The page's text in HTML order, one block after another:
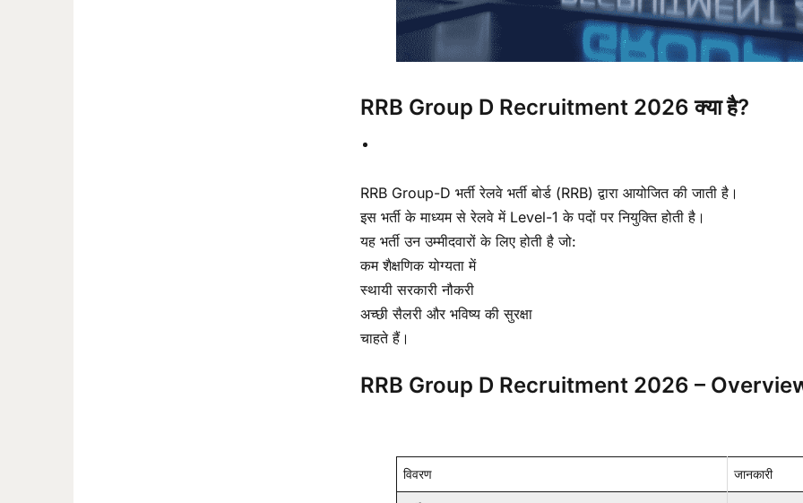
RRB Group D Recruitment 2026 क्या है?
RRB Group-D भर्ती रेलवे भर्ती बोर्ड (RRB) द्वारा आयोजित की जाती है।
इस भर्ती के माध्यम से रेलवे में Level-1 के पदों पर नियुक्ति होती है।
यह भर्ती उन उम्मीदवारों के लिए होती है जो:
कम शैक्षणिक योग्यता में
स्थायी सरकारी नौकरी
अच्छी सैलरी और भविष्य की सुरक्षा
चाहते हैं।
RRB Group D Recruitment 2026 –
विवरण जानकारी